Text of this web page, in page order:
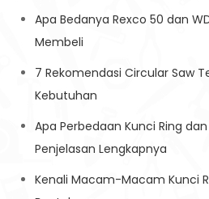
Apa Bedanya Rexco 50 dan
Membeli
7 Rekomendasi Circular Saw
Kebutuhan
Apa Perbedaan Kunci Ring dan
Penjelasan Lengkapnya
Kenali Macam-Macam Kunci